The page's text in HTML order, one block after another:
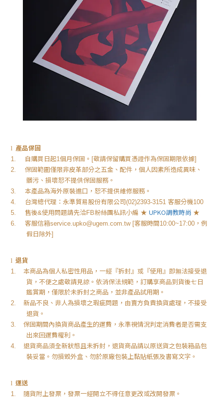
l 產品保固
1. 自購買日起1個月保固。 [敬請保留購買憑證作為保固期限依據]
2.
保固範圍僅限非皮革部分之五金、配件，個人因素所造成異味、
髒污、損壞恕不提供保固服務。
3. 本產品為海外原裝進口，恕不提供維修服務。
4. 台灣總代理：永準貿易股份有限公司(02)2393-3151 客服分機100
5.
售後&使用問題請先洽FB粉絲團私訊小編 ★ UPKO調教時尚 ★
6. 客服信箱service.upko@ugem.com.tw [客服時間10:00~17:00 ，例
假日除外]
l 退貨
1.
本商品為個人私密性用品，一經『拆封』或『使用』即無法接受退
貨，不便之處敬請見諒。依消保法規範，訂購享商品到貨後七日
鑑賞期，僅限於未拆封之商品，並非產品試用期。
2.
新品不良、非人為損壞之瑕疵問題，由賣方負責換貨處理，不接受
退貨。
3.
保固期間內換貨商品產生的運費，永準視情況判定消費者是否需支
出來回運費權利。
4.
退貨商品須全新狀態且未拆封，退貨商品請以原送貨之包裝箱品包
裝妥當。勿損毀外盒、勿於原廠包裝上黏貼紙張及書寫文字。
l 運送
1. 隨貨附上發票，發票一經開立不得任意更改或改開發票。